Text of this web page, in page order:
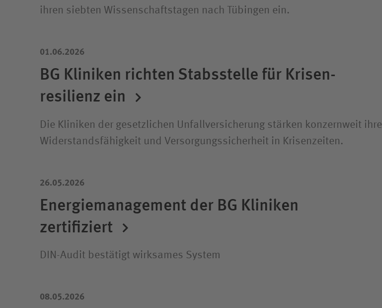
ihren siebten Wissenschafts­tagen nach Tübingen ein.
01.06.2026
BG Kliniken richten Stabsstelle für Krisen­
resilienz ein
Die Kliniken der gesetzlichen Unfallversicherung stärken konzernweit ihre
Widerstands­fähigkeit und Versorgungs­sicherheit in Krisenzeiten.
26.05.2026
Energiemanagement der BG Kliniken
zertifiziert
DIN-Audit bestätigt wirksames System
08.05.2026